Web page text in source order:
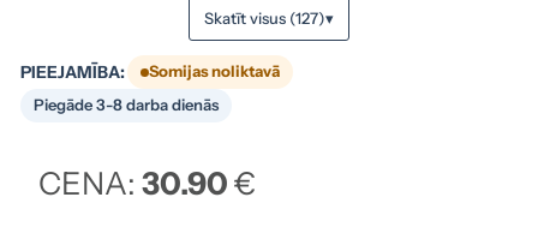
Skatīt visus (127)▾
PIEEJAMĪBA:
Somijas noliktavā
Piegāde 3-8 darba dienās
CENA:30.90€